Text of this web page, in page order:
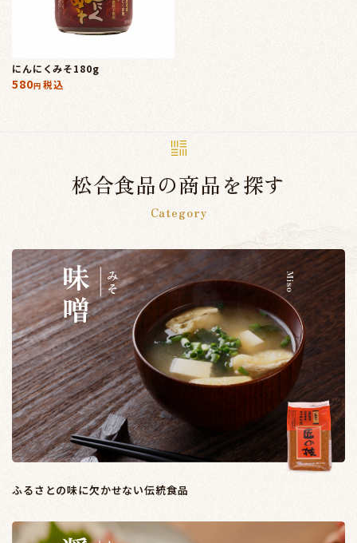
にんにくみそ180g
580 税込
松合食品の商品を探す
Category
ふるさとの味に欠かせない伝統食品